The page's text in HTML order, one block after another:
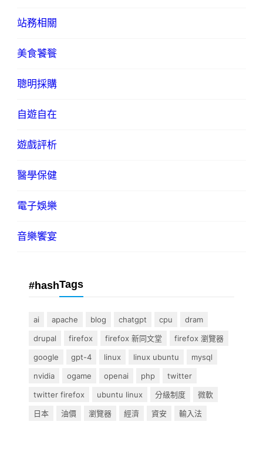
站務相關
美食饕餮
聰明採購
自遊自在
遊戲評析
醫學保健
電子娛樂
音樂饗宴
#hashTags
ai apache blog chatgpt cpu
dram
drupal
firefox firefox 新同文堂
firefox 瀏覽器
google
gpt-4 linux linux ubuntu
mysql
nvidia
ogame openai php
twitter
twitter firefox
ubuntu linux 分級制度
微軟
日本
油價 瀏覽器 經濟 資安 輸入法